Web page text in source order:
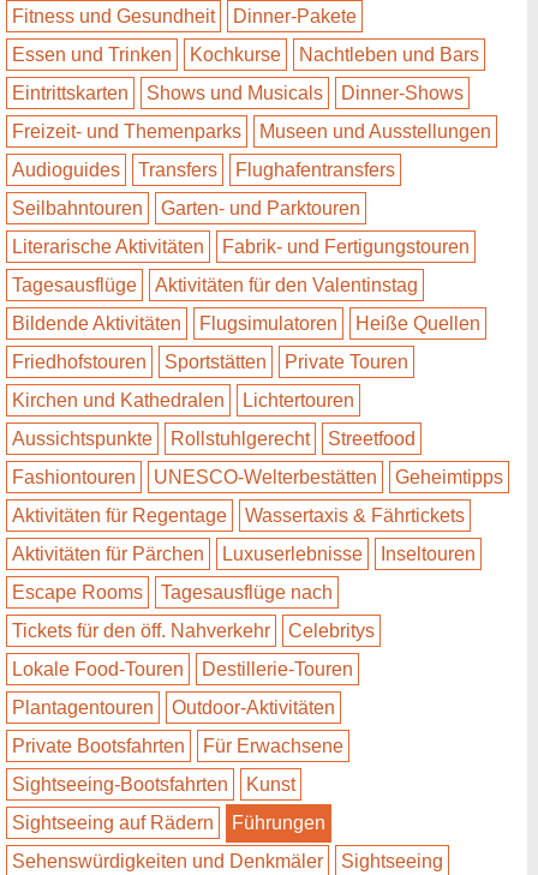
Fitness und Gesundheit
Dinner-Pakete
Essen und Trinken
Kochkurse
Nachtleben und Bars
Eintrittskarten
Shows und Musicals
Dinner-Shows
Freizeit- und Themenparks
Museen und Ausstellungen
Audioguides
Transfers
Flughafentransfers
Seilbahntouren
Garten- und Parktouren
Literarische Aktivitäten
Fabrik- und Fertigungstouren
Tagesausflüge
Aktivitäten für den Valentinstag
Bildende Aktivitäten
Flugsimulatoren
Heiße Quellen
Friedhofstouren
Sportstätten
Private Touren
Kirchen und Kathedralen
Lichtertouren
Aussichtspunkte
Rollstuhlgerecht
Streetfood
Fashiontouren
UNESCO-Welterbestätten
Geheimtipps
Aktivitäten für Regentage
Wassertaxis & Fährtickets
Aktivitäten für Pärchen
Luxuserlebnisse
Inseltouren
Escape Rooms
Tagesausflüge nach
Tickets für den öff. Nahverkehr
Celebritys
Lokale Food-Touren
Destillerie-Touren
Plantagentouren
Outdoor-Aktivitäten
Private Bootsfahrten
Für Erwachsene
Sightseeing-Bootsfahrten
Kunst
Sightseeing auf Rädern
Führungen
Sehenswürdigkeiten und Denkmäler
Sightseeing